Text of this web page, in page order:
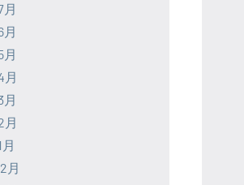
月
月
月